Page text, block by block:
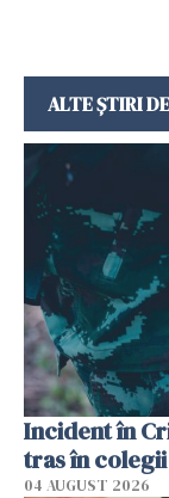
ALTE ȘTIRI
Incident în
tras în
04 AUGUST 2026